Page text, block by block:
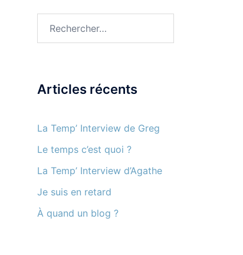
Articles récents
La Temp’ Interview de Greg
Le temps c’est quoi ?
La Temp’ Interview d’Agathe
Je suis en retard
À quand un blog ?